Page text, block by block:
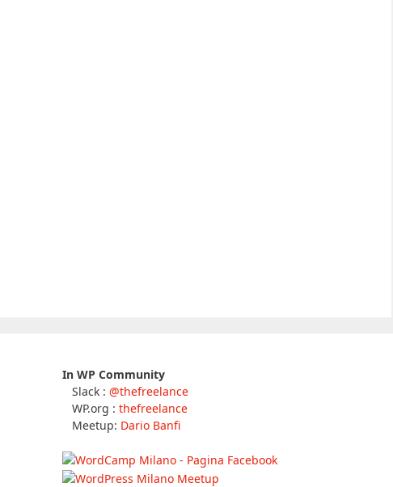
In WP Community
Slack :@thefreelance
WP.org :thefreelance
Meetup: Dario Banfi